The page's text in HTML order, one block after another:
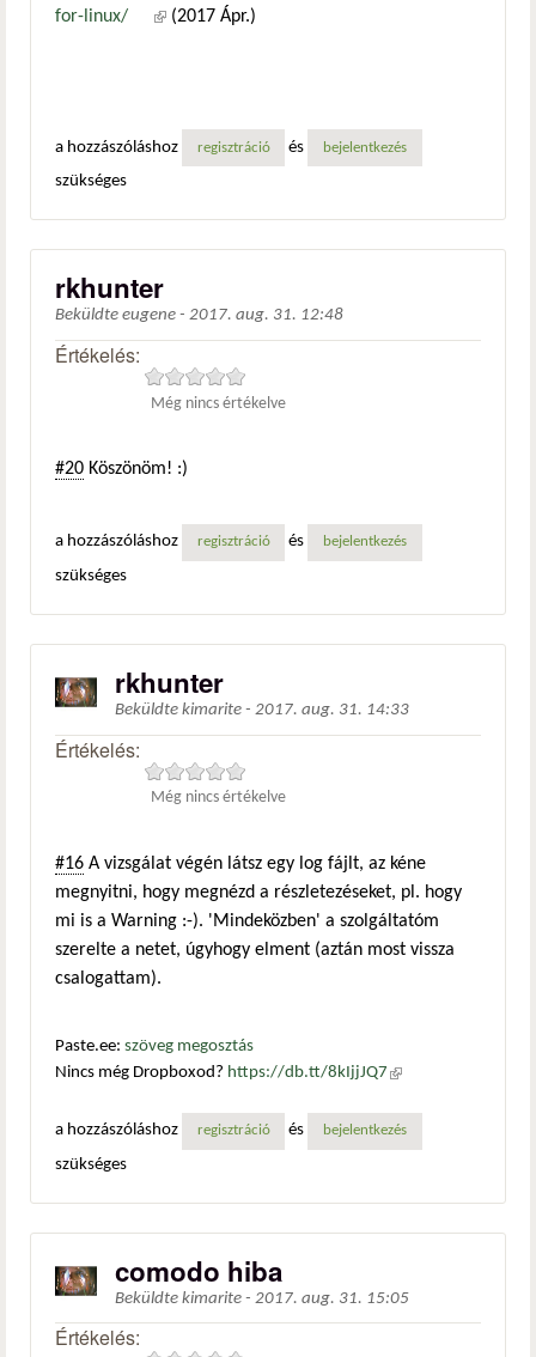
for-linux/
(külső hivatkozás)
(2017 Ápr.)
a hozzászóláshoz regisztráció és bejelentkezés
szükséges
rkhunter
Beküldte eugene - 2017. aug. 31. 12:48
Értékelés:
Még nincs értékelve
#20 Köszönöm! :)
a hozzászóláshoz regisztráció és bejelentkezés
szükséges
rkhunter
Beküldte kimarite - 2017. aug. 31. 14:33
Értékelés:
Még nincs értékelve
#16 A vizsgálat végén látsz egy log fájlt, az kéne
megnyitni, hogy megnézd a részletezéseket, pl. hogy
mi is a Warning :-). 'Mindeközben' a szolgáltatóm
szerelte a netet, úgyhogy elment (aztán most vissza
csalogattam).
Paste.ee: szöveg megosztás
Nincs még Dropboxod? https://db.tt/8kIjjJQ7 (külső
a hozzászóláshoz
regisztráció és bejelentkezés
szükséges
comodo hiba
Beküldte kimarite - 2017. aug. 31. 15:05
Értékelés: